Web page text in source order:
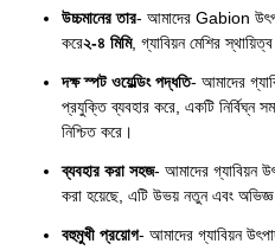
উচ্চমানের তার- আমাদের Gabion
করে২-৪ মিমি, গ্যাবিয়ন মেশির
দক্ষ স্পট ওয়েল্ডিং পদ্ধতি- আমাদের
প্রযুক্তি ব্যবহার করে, একটি নির্বিঘ্ন
নিশ্চিত করে।
ব্যবহার করা সহজ- আমাদের গ্যাবিয়ন
করা হয়েছে, এটি উভয় নতুন এবং
বহুমুখী প্রয়োগ- আমাদের গ্যাবিয়ন